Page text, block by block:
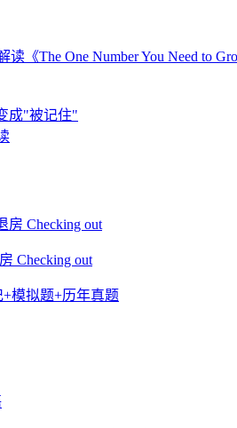
The One Number You Need to
成"被记住"
Checking out
Checking out
模拟题+历年真题